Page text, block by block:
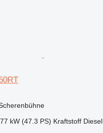
kW (47.3 PS) Kraftstoff Diesel